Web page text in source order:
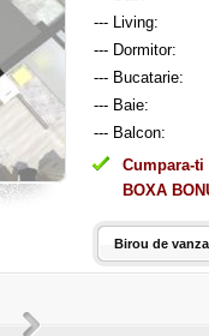
--- Living:
--- Dormitor:
--- Bucatarie:
--- Baie:
--- Balcon:
Cumpara-
BOXA
Birou de